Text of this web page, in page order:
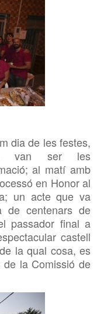
dia de les festes,
van ser les
al matí amb
en Honor al
un acte que va
de centenars de
passador final a
castell
la qual cosa, es
la Comissió de